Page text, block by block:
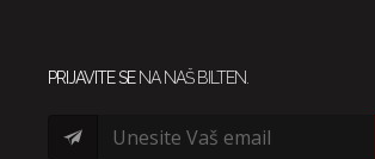
PRIJAVITE SENA NAŠ BILTEN.